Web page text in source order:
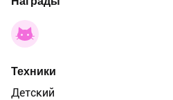
Техники
Детский